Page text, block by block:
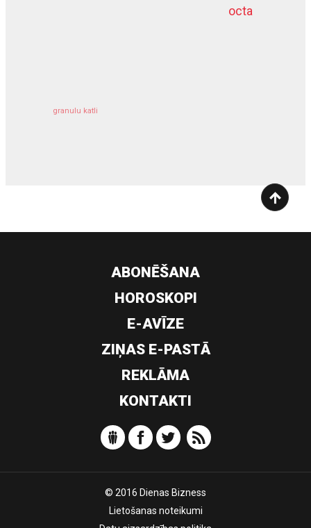
octa
granulu katli
dziļurbums
ABONĒŠANA
HOROSKOPI
E-AVĪZE
ZIŅAS E-PASTĀ
REKLĀMA
KONTAKTI
© 2016 Dienas Bizness
Lietošanas noteikumi